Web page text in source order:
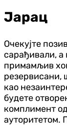
Јарац
Очекујте
сарађивали, а
примамљив
резервисани,
као
будете
комплимент
ауторитетом.